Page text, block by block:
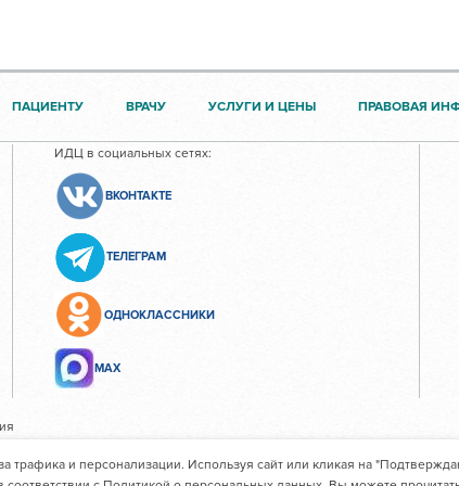
ПАЦИЕНТУ ВРАЧУ УСЛУГИ И ЦЕНЫ ПРАВОВАЯ
ИДЦ в социальных сетях:
ВКОНТАКТЕ
ТЕЛЕГРАМ
ОДНОКЛАССНИКИ
МАХ
здравоохранения "Иркутский областной
трафика и персонализации. Используя сайт или кликая на